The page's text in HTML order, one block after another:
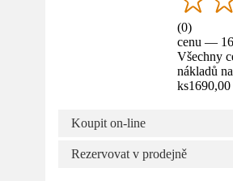
(0)
cenu —
Všechny
nákladů
ks
Koupit on-line
Rezervovat v prodejně